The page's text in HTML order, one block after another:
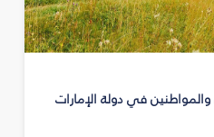
في دولة الإمارات